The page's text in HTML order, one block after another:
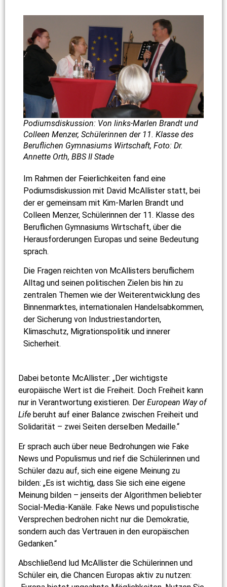
Podiumsdiskussion: Von links-Marlen Brandt und
Colleen Menzer, Schülerinnen der 11. Klasse des
Beruflichen Gymnasiums Wirtschaft, Foto: Dr.
Annette Orth, BBS II Stade
Im Rahmen der Feierlichkeiten fand eine
Podiumsdiskussion mit David McAllister statt, bei
der er gemeinsam mit Kim-Marlen Brandt und
Colleen Menzer, Schülerinnen der 11. Klasse des
Beruflichen Gymnasiums Wirtschaft, über die
Herausforderungen Europas und seine Bedeutung
sprach.
Die Fragen reichten von McAllisters beruflichem
Alltag und seinen politischen Zielen bis hin zu
zentralen Themen wie der Weiterentwicklung des
Binnenmarktes, internationalen Handelsabkommen,
der Sicherung von Industriestandorten,
Klimaschutz, Migrationspolitik und innerer
Sicherheit.
Dabei betonte McAllister: „Der wichtigste
europäische Wert ist die Freiheit. Doch Freiheit kann
nur in Verantwortung existieren. Der European Way of
Life beruht auf einer Balance zwischen Freiheit und
Solidarität – zwei Seiten derselben Medaille.“
Er sprach auch über neue Bedrohungen wie Fake
News und Populismus und rief die Schülerinnen und
Schüler dazu auf, sich eine eigene Meinung zu
bilden: „Es ist wichtig, dass Sie sich eine eigene
Meinung bilden – jenseits der Algorithmen beliebter
Social-Media-Kanäle. Fake News und populistische
Versprechen bedrohen nicht nur die Demokratie,
sondern auch das Vertrauen in den europäischen
Gedanken.“
Abschließend lud McAllister die Schülerinnen und
Schüler ein, die Chancen Europas aktiv zu nutzen: